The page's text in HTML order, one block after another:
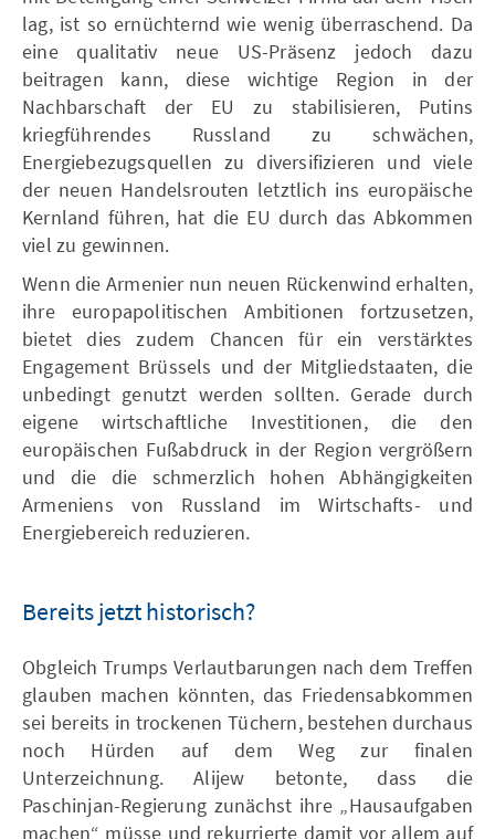
lag, ist so ernüchternd wie wenig überraschend. Da
eine qualitativ neue US-Präsenz jedoch dazu
beitragen kann, diese wichtige Region in der
Nachbarschaft der EU zu stabilisieren, Putins
kriegführendes Russland zu schwächen,
Energiebezugsquellen zu diversifizieren und viele
der neuen Handelsrouten letztlich ins europäische
Kernland führen, hat die EU durch das Abkommen
viel zu gewinnen.
Wenn die Armenier nun neuen Rückenwind erhalten,
ihre europapolitischen Ambitionen fortzusetzen,
bietet dies zudem Chancen für ein verstärktes
Engagement Brüssels und der Mitgliedstaaten, die
unbedingt genutzt werden sollten. Gerade durch
eigene wirtschaftliche Investitionen, die den
europäischen Fußabdruck in der Region vergrößern
und die die schmerzlich hohen Abhängigkeiten
Armeniens von Russland im Wirtschafts- und
Energiebereich reduzieren.
Bereits jetzt historisch?
Obgleich Trumps Verlautbarungen nach dem Treffen
glauben machen könnten, das Friedensabkommen
sei bereits in trockenen Tüchern, bestehen durchaus
noch Hürden auf dem Weg zur finalen
Unterzeichnung. Alijew betonte, dass die
Paschinjan-Regierung zunächst ihre „Hausaufgaben
machen“ müsse und rekurrierte damit vor allem auf